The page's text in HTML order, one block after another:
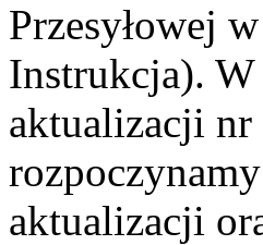
Przesyłowej
Instrukcja).
aktualizacji
aktualizacji